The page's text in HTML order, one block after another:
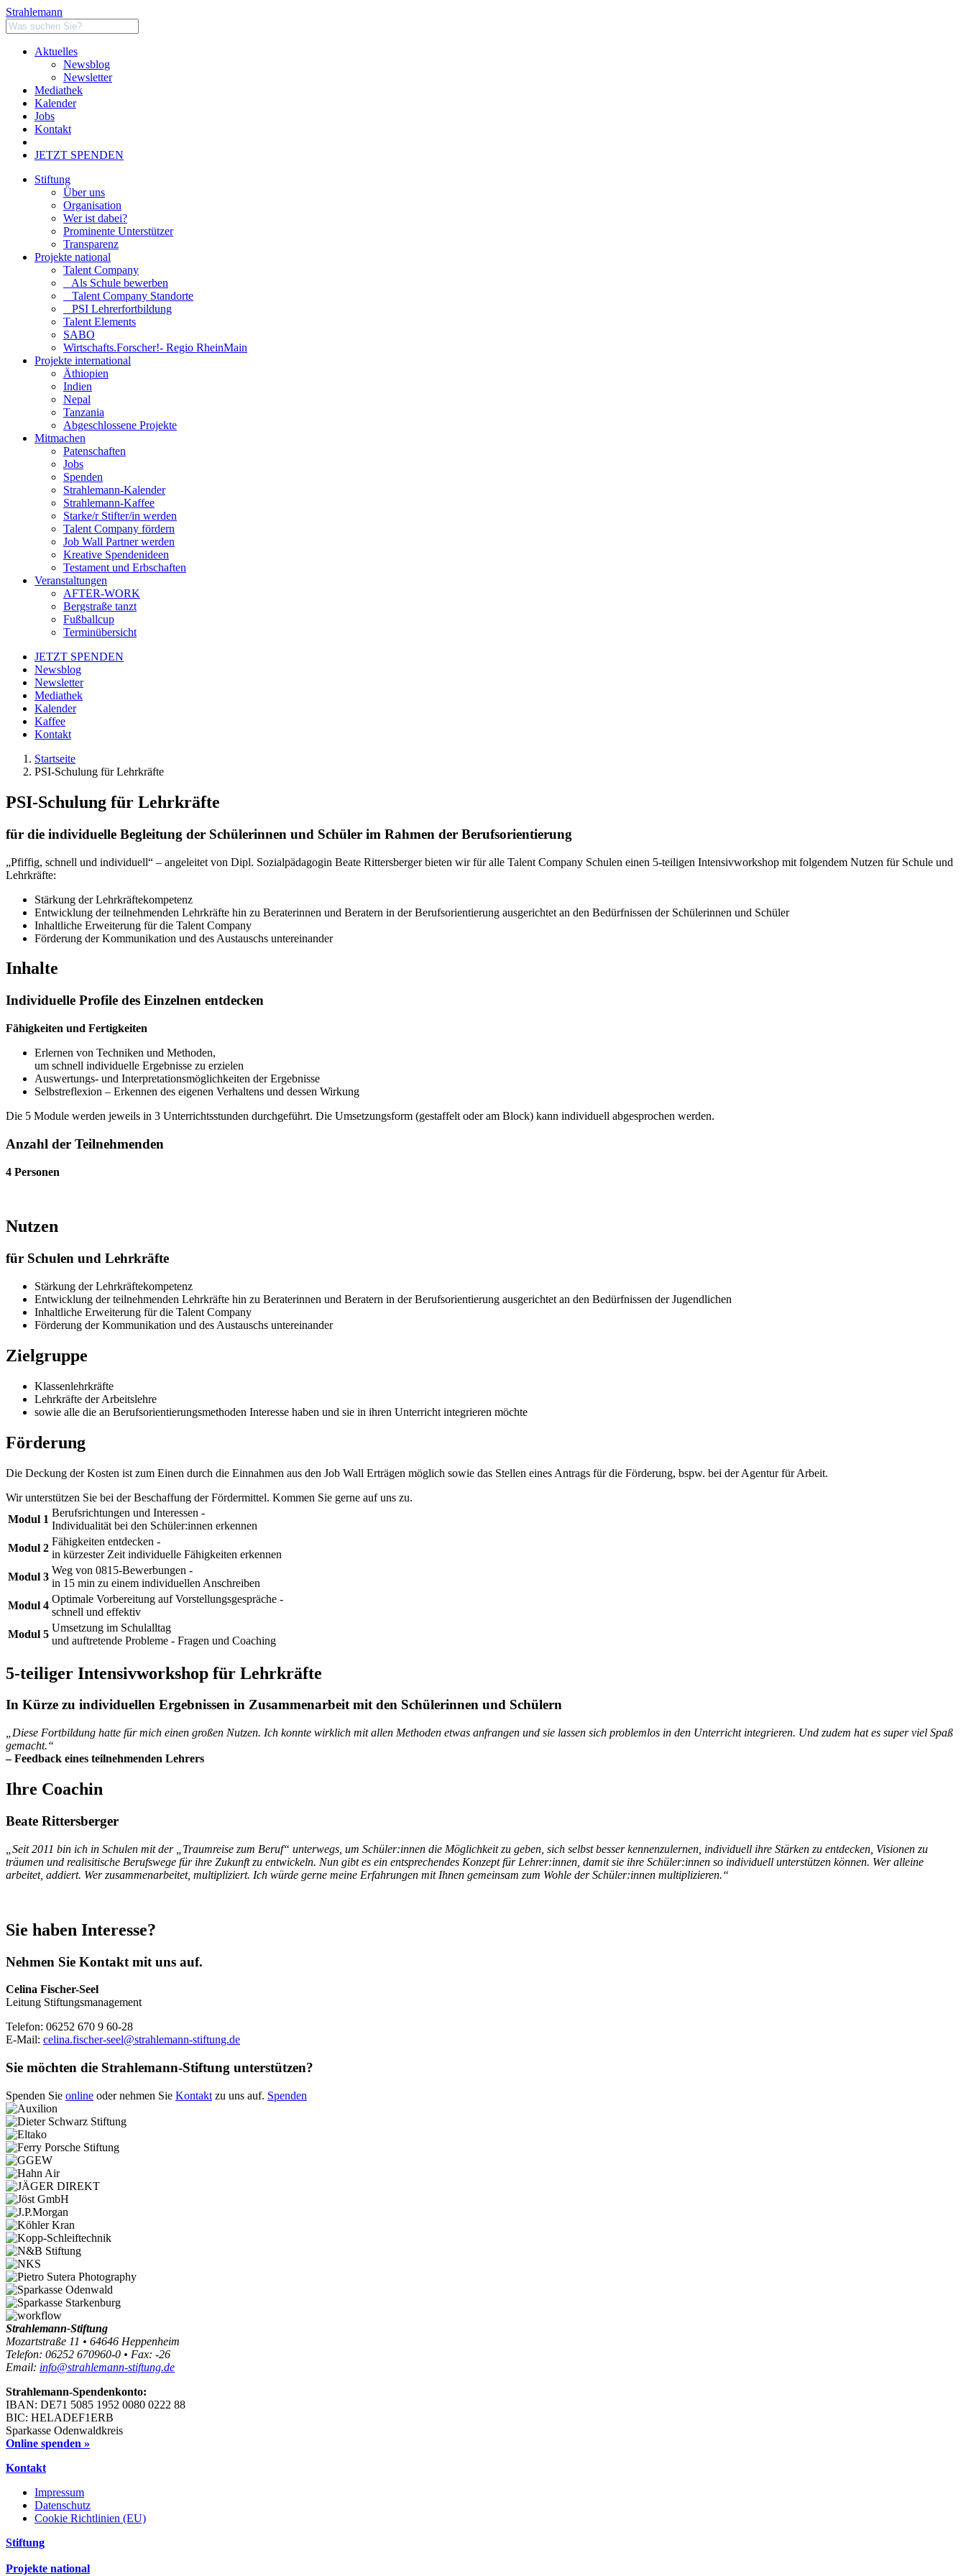
Strahlemann
Aktuelles
Newsblog
Newsletter
Mediathek
Kalender
Jobs
Kontakt
JETZT SPENDEN
Stiftung
Über uns
Organisation
Wer ist dabei?
Prominente Unterstützer
Transparenz
Projekte national
Talent Company
Als Schule bewerben
Talent Company Standorte
PSI Lehrerfortbildung
Talent Elements
SABO
Wirtschafts.Forscher!- Regio RheinMain
Projekte international
Äthiopien
Indien
Nepal
Tanzania
Abgeschlossene Projekte
Mitmachen
Patenschaften
Jobs
Spenden
Strahlemann-Kalender
Strahlemann-Kaffee
Starke/r Stifter/in werden
Talent Company fördern
Job Wall Partner werden
Kreative Spendenideen
Testament und Erbschaften
Veranstaltungen
AFTER-WORK
Bergstraße tanzt
Fußballcup
Terminübersicht
JETZT SPENDEN
Newsblog
Newsletter
Mediathek
Kalender
Kaffee
Kontakt
Startseite
PSI-Schulung für Lehrkräfte
PSI-Schulung für Lehrkräfte
für die individuelle Begleitung der Schülerinnen und Schüler im Rahmen der Berufsorientierung
„Pfiffig, schnell und individuell“ – angeleitet von Dipl. Sozialpädagogin Beate Rittersberger bieten wir für alle Talent Company Schulen einen 5-teiligen Intensivworkshop mit folgendem Nutzen für Schule und
Lehrkräfte:
Stärkung der Lehrkräftekompetenz
Entwicklung der teilnehmenden Lehrkräfte hin zu Beraterinnen und Beratern in der Berufsorientierung ausgerichtet an den Bedürfnissen der Schülerinnen und Schüler
Inhaltliche Erweiterung für die Talent Company
Förderung der Kommunikation und des Austauschs untereinander
Inhalte
Individuelle Profile des Einzelnen entdecken
Fähigkeiten und Fertigkeiten
Erlernen von Techniken und Methoden,
um schnell individuelle Ergebnisse zu erzielen
Auswertungs- und Interpretationsmöglichkeiten der Ergebnisse
Selbstreflexion – Erkennen des eigenen Verhaltens und dessen Wirkung
Die 5 Module werden jeweils in 3 Unterrichtsstunden durchgeführt. Die Umsetzungsform (gestaffelt oder am Block) kann individuell abgesprochen werden.
Anzahl der Teilnehmenden
4 Personen
Nutzen
für Schulen und Lehrkräfte
Stärkung der Lehrkräftekompetenz
Entwicklung der teilnehmenden Lehrkräfte hin zu Beraterinnen und Beratern in der Berufsorientierung ausgerichtet an den Bedürfnissen der Jugendlichen
Inhaltliche Erweiterung für die Talent Company
Förderung der Kommunikation und des Austauschs untereinander
Zielgruppe
Klassenlehrkräfte
Lehrkräfte der Arbeitslehre
sowie alle die an Berufsorientierungsmethoden Interesse haben und sie in ihren Unterricht integrieren möchte
Förderung
Die Deckung der Kosten ist zum Einen durch die Einnahmen aus den Job Wall Erträgen möglich sowie das Stellen eines Antrags für die Förderung, bspw. bei der Agentur für Arbeit.
Wir unterstützen Sie bei der Beschaffung der Fördermittel. Kommen Sie gerne auf uns zu.
Modul 1
Berufsrichtungen und Interessen -
Individualität bei den Schüler:innen erkennen
Modul 2
Fähigkeiten entdecken -
in kürzester Zeit individuelle Fähigkeiten erkennen
Modul 3
Weg von 0815-Bewerbungen -
in 15 min zu einem individuellen Anschreiben
Modul 4
Optimale Vorbereitung auf Vorstellungsgespräche -
schnell und effektiv
Modul 5
Umsetzung im Schulalltag
und auftretende Probleme - Fragen und Coaching
5-teiliger Intensivworkshop für Lehrkräfte
In Kürze zu individuellen Ergebnissen in Zusammenarbeit mit den Schülerinnen und Schülern
„Diese Fortbildung hatte für mich einen großen Nutzen. Ich konnte wirklich mit allen Methoden etwas anfrangen und sie lassen sich problemlos in den Unterricht integrieren. Und zudem hat es super viel Spaß
gemacht.“
– Feedback eines teilnehmenden Lehrers
Ihre Coachin
Beate Rittersberger
„Seit 2011 bin ich in Schulen mit der „Traumreise zum Beruf“ unterwegs, um Schüler:innen die Möglichkeit zu geben, sich selbst besser kennenzulernen, individuell ihre Stärken zu entdecken, Visionen zu
träumen und realisitische Berufswege für ihre Zukunft zu entwickeln. Nun gibt es ein entsprechendes Konzept für Lehrer:innen, damit sie ihre Schüler:innen so individuell unterstützen können. Wer alleine
arbeitet, addiert. Wer zusammenarbeitet, multipliziert. Ich würde gerne meine Erfahrungen mit Ihnen gemeinsam zum Wohle der Schüler:innen multiplizieren.“
Sie haben Interesse?
Nehmen Sie Kontakt mit uns auf.
Celina Fischer-Seel
Leitung Stiftungsmanagement
Telefon: 06252 670 9 60-28
E-Mail: celina.fischer-seel@strahlemann-stiftung.de
Sie möchten die Strahlemann-Stiftung unterstützen?
Spenden Sie online oder nehmen Sie Kontakt zu uns auf. Spenden
Strahlemann-Stiftung
Mozartstraße 11 • 64646 Heppenheim
Telefon: 06252 670960-0 • Fax: -26
Email: info@strahlemann-stiftung.de
Strahlemann-Spendenkonto:
IBAN: DE71 5085 1952 0080 0222 88
BIC: HELADEF1ERB
Sparkasse Odenwaldkreis
Online spenden »
Kontakt
Impressum
Datenschutz
Cookie Richtlinien (EU)
Stiftung
Projekte national